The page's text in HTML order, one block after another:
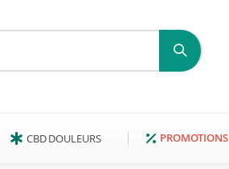
CBD DOULEURS PROMOTIONS